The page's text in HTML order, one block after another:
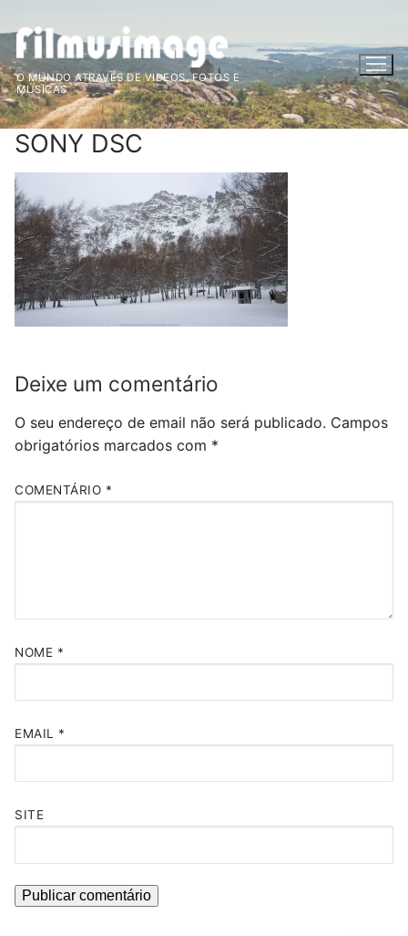
para
conteúdo
O MUNDO ATRAVÉS DE VIDEOS, FOTOS E
MÚSICAS
SONY DSC
Deixe um comentário
O seu endereço de email não será publicado. Campos
obrigatórios marcados com *
COMENTÁRIO *
NOME *
EMAIL *
SITE